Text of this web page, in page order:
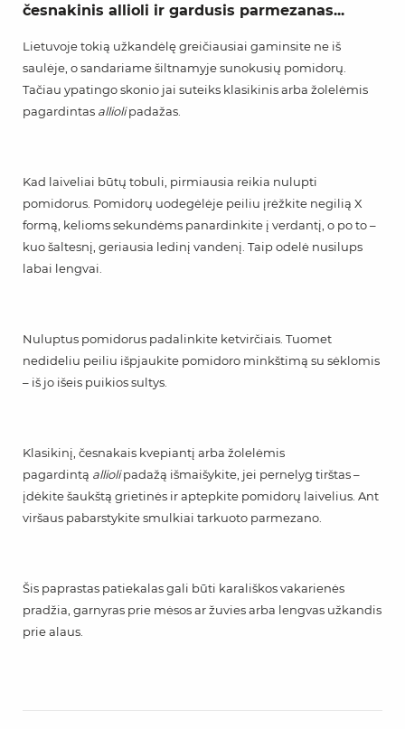
česnakinis allioli ir gardusis parmezanas...
Lietuvoje tokią užkandėlę greičiausiai gaminsite ne iš
saulėje, o sandariame šiltnamyje sunokusių pomidorų.
Tačiau ypatingo skonio jai suteiks klasikinis arba žolelėmis
pagardintas alliolipadažas.
Kad laiveliai būtų tobuli, pirmiausia reikia nulupti
pomidorus. Pomidorų uodegėlėje peiliu įrėžkite negilią X
formą, kelioms sekundėms panardinkite į verdantį, o po to –
kuo šaltesnį, geriausia ledinį vandenį. Taip odelė nusilups
labai lengvai.
Nuluptus pomidorus padalinkite ketvirčiais. Tuomet
nedideliu peiliu išpjaukite pomidoro minkštimą su sėklomis
– iš jo išeis puikios sultys.
Klasikinį, česnakais kvepiantį arba žolelėmis
pagardintą alliolipadažą išmaišykite, jei pernelyg tirštas –
įdėkite šaukštą grietinės ir aptepkite pomidorų laivelius. Ant
viršaus pabarstykite smulkiai tarkuoto parmezano.
Šis paprastas patiekalas gali būti karališkos vakarienės
pradžia, garnyras prie mėsos ar žuvies arba lengvas užkandis
prie alaus.